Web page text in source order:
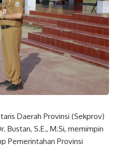
Daerah Provinsi (Sekprov)
Bustan, S.E., M.Si, memimpin
Pemerintahan Provinsi